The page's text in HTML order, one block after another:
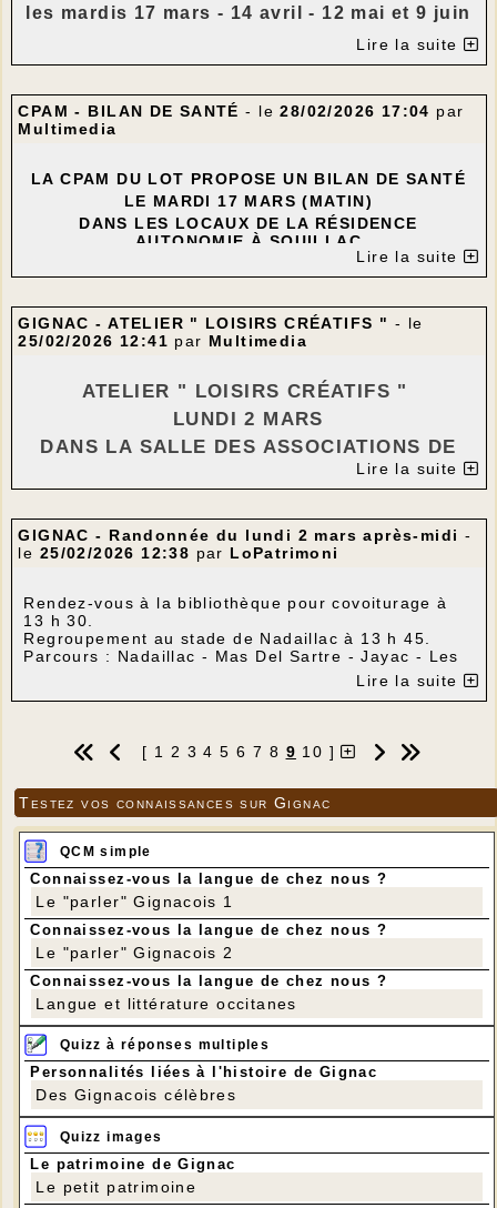
---
Pour imprimer le bulletin de souscription, cliquer
---
Un diablotin surveille les passants...
Photos Jean-Pierre Gaillard
les mardis 17 mars - 14 avril - 12 mai et 9 juin
dans la bibliothèque de Gignac
numérique du Lot.
Vous possédez un équipement informatique et
Le rendez-vous est individuel et vous venez
avec votre ordinateur portable, votre
smartphone ou votre tablette.
Si vous êtes intéressé-e-s, merci de nous
répondre en précisant l'heure qui vous
intéresse
9h30/10h30 - 10h30/11h30 - 11h30/12h30 -
14h/15h - 15h/16h - 16h/17h
Merci de préciser le thème que vous souhaitez
travailler avec Estelle Blanqui, au moment de
l'inscription, afin qu'elle puisse l'étudier en
amont.
jeannotdebrieannette@orange.fr
Lire la suite
CPAM - BILAN DE SANTÉ - le28/02/2026 17:04 par
Multimedia
LA CPAM DU LOT PROPOSE UN BILAN DE SANTÉ
LE MARDI 17 MARS (MATIN)
DANS LES LOCAUX DE LA RÉSIDENCE
AUTONOMIE À SOUILLAC
---
Lire la suite
GIGNAC - ATELIER " LOISIRS CRÉATIFS " - le
25/02/2026 12:41 par Multimedia
ATELIER " LOISIRS CRÉATIFS "
LUNDI 2 MARS
DANS LA SALLE DES ASSOCIATIONS DE
---
Atelier autour du papier, petit train et ses
Vous aurez besoin d’une règle, un crayon à
papier, des ciseaux, de la colle en tube, un
pistolet à colle chaude transparente et des
Je vous demanderai de préparer quelques tubes
Ci-après, une notice explicative qui vous
montre comment faire les tubes de papier
journal ou de feuilles de magazine
Il vous faudra au moins 30 tubes « fins » et 16
tubes plus gros. S’il vous reste des pages de
votre magazine ou journal, portez les svp.
Pour les horaires, rien de changé : 9h15/12h
puis 14h/17h ou les deux. Possibilité de pique-
niquer sur place.
Sylvie CARDOSO
Tél: 06 31 83 17 03
Lire la suite
GIGNAC - Randonnée du lundi 2 mars après-midi -
le 25/02/2026 12:38 par LoPatrimoni
Rendez-vous à la bibliothèque pour covoiturage à
13 h 30.
Regroupement au stade de Nadaillac à 13 h 45.
Parcours : Nadaillac - Mas Del Sartre - Jayac - Les
Lire la suite
[ 1 2 3 4 5 6 7 8 9 10 ]
Testez vos connaissances sur Gignac
QCM simple
Connaissez-vous la langue de chez nous ?
Le "parler" Gignacois 1
Connaissez-vous la langue de chez nous ?
Le "parler" Gignacois 2
Connaissez-vous la langue de chez nous ?
Langue et littérature occitanes
Quizz à réponses multiples
Personnalités liées à l'histoire de Gignac
Des Gignacois célèbres
Quizz images
Le patrimoine de Gignac
Le petit patrimoine